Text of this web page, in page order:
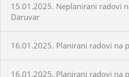
15.01.2025. Neplanirani radovi
Daruvar
16.01.2025. Planirani radovi na
16.01.2025. Planirani radovi na